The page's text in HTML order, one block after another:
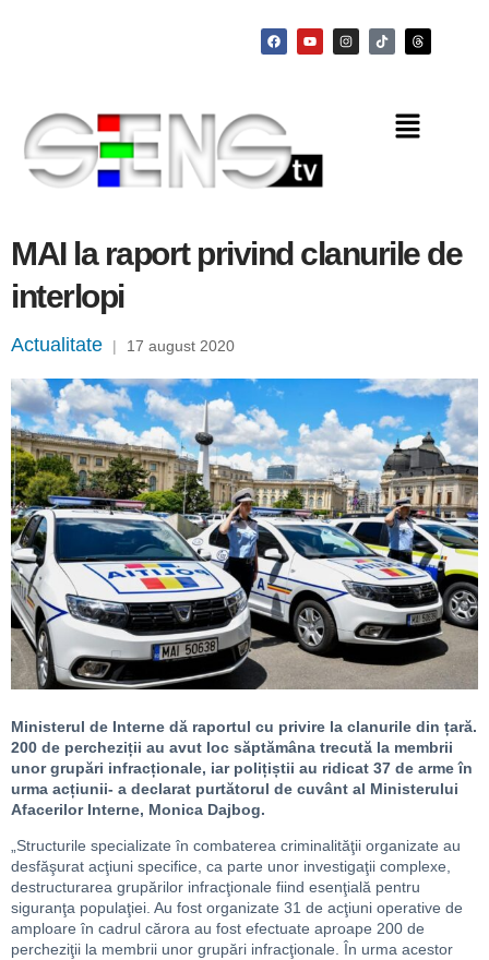
MAI la raport privind clanurile de
interlopi
Actualitate | 17 august 2020
Ministerul de Interne dă raportul cu privire la clanurile din țară.
200 de percheziții au avut loc săptămâna trecută la membrii
unor grupări infracționale, iar polițiștii au ridicat 37 de arme în
urma acțiunii- a declarat purtătorul de cuvânt al Ministerului
Afacerilor Interne, Monica Dajbog.
„Structurile specializate în combaterea criminalităţii organizate au
desfăşurat acţiuni specifice, ca parte unor investigaţii complexe,
destructurarea grupărilor infracţionale fiind esenţială pentru
siguranţa populaţiei. Au fost organizate 31 de acţiuni operative de
amploare în cadrul cărora au fost efectuate aproape 200 de
percheziţii la membrii unor grupări infracţionale. În urma acestor